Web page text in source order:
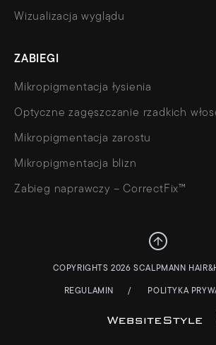
Wizualizacja wyglądu
ZABIEGI
Mikropigmentacja łysienia
Optyczne zagęszczanie rzadkich
Mikropigmentacja zarostu
Mikropigmentacja blizn
Zabieg naprawczy – CorrectFix™
COPYRIGHTS 2026 SCALPMANN
REGULAMIN POLITYKA